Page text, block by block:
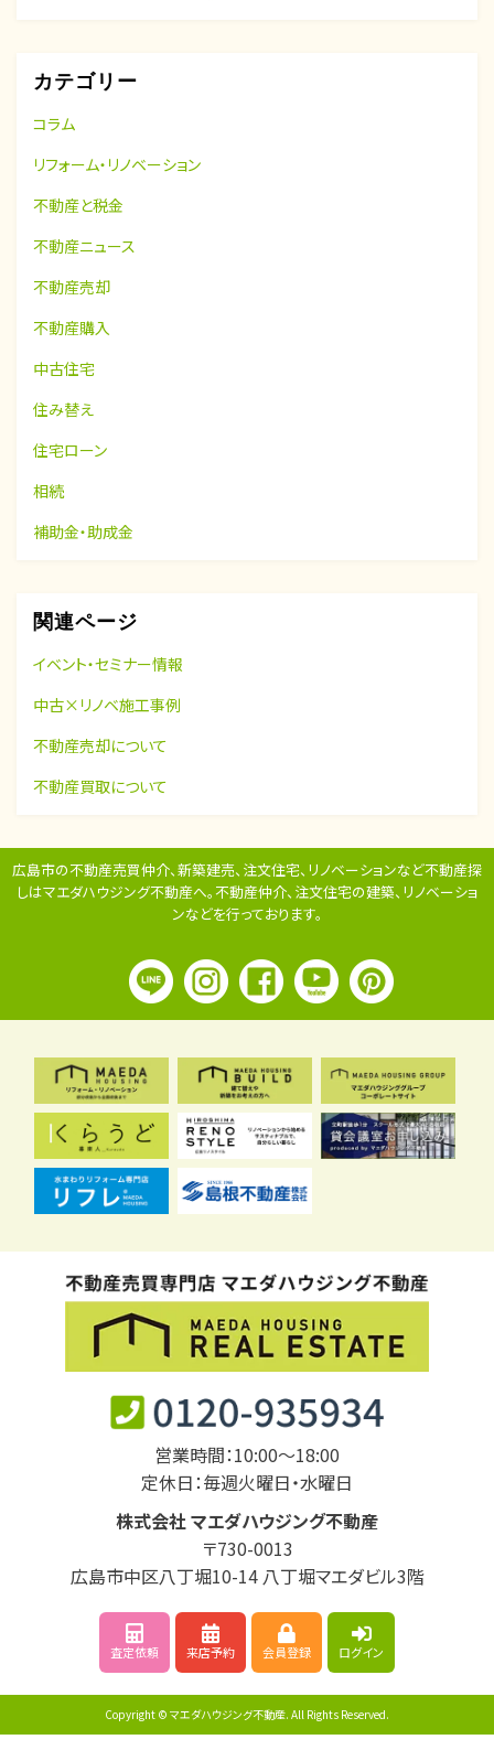
カテゴリー
コラム
リフォーム・リノベーション
不動産と税金
不動産ニュース
不動産売却
不動産購入
中古住宅
住み替え
住宅ローン
相続
補助金・助成金
関連ページ
イベント・セミナー情報
中古×リノベ施工事例
不動産売却について
不動産買取について
広島市の不動産売買仲介、新築建売、注文住宅、リノベーションなど不動産探
しはマエダハウジング不動産へ。不動産仲介、注文住宅の建築、リノベーショ
ンなどを行っております。
営業時間：10:00～18:00
定休日：毎週火曜日・水曜日
株式会社 マエダハウジング不動産
〒730-0013
広島市中区八丁堀10-14 八丁堀マエダビル3階
査定依頼 来店予約 会員登録 ログイン
Copyright © マエダハウジング不動産. All Rights Reserved.